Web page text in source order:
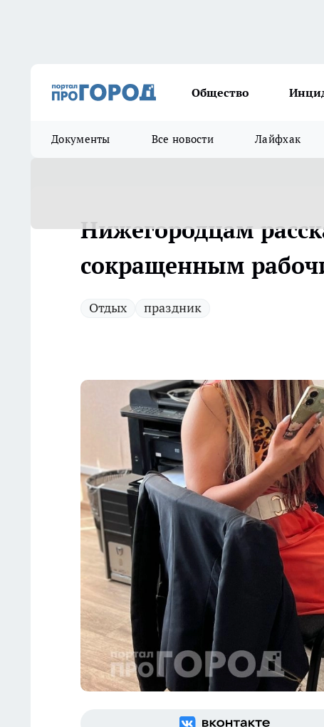
Общество
Документы Все новости Лайфхак
Нижегородцам
сокращенным
Отдых праздник